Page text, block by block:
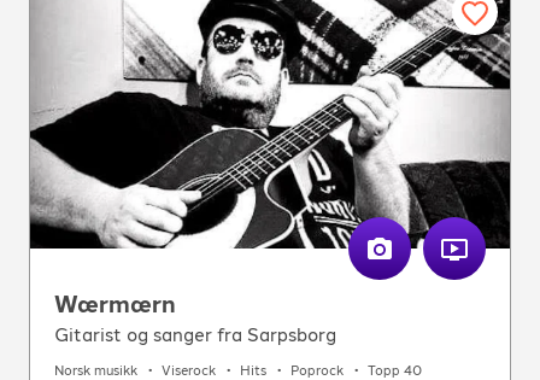
Wærmærn
Gitarist og sanger fra Sarpsborg
Norsk musikk Viserock Hits Poprock Topp 40